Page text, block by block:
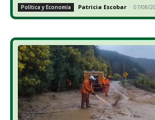
Política y Economía Patricia Escobar - 07/08/